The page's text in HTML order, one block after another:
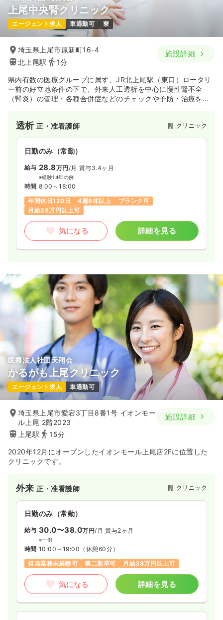
日勤のみ（パート）
給与 時給1,700〜1,800円
時間 8:30～19:30
日祝休み
ブランク可 時給1,800円以上可
気になる 詳細を見る
上尾中央腎クリニック
エージェント求人 車通勤可 寮
埼玉県上尾市原新町16-4
北上尾駅
1分
施設詳細
県内有数の医療グループに属す、JR北上尾駅（東口）ロータリ
ー前の好立地条件の下で、外来人工透析を中心に慢性腎不全
（腎炎）の管理・各種合併症などのチェックや予防・治療を行
透析正・准看護師 クリニック
日勤のみ（常勤）
給与 28.8万円/月 賞与3.4ヶ月
※経験14年の例
時間 8:00～18:00
年間休日120日
4週8休以上
ブランク可
月給28万円以上可
気になる 詳細を見る
医療法人社団天翔会
かるがも上尾クリニック
エージェント求人 車通勤可
埼玉県上尾市愛宕3丁目8番1号 イオンモー
ル上尾 2階2023
上尾駅
15分
施設詳細
2020年12月にオープンしたイオンモール上尾店2Fに位置した
クリニックです。
外来正・准看護師 クリニック
日勤のみ（常勤）
給与 30.0〜38.0万円/月 賞与2ヶ月
※一例
時間 10:00～19:00 （休憩60分）
担当業務未経験可
第二新卒可 月給38万円以上可
気になる 詳細を見る